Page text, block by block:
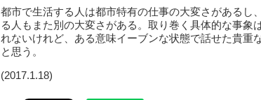
都市で生活する人は都市特有の仕事の大変さがあるし
る人もまた別の大変さがある。取り巻く具体的な事象
れないけれど、ある意味イーブンな状態で話せた貴重
と思う。
(2017.1.18)